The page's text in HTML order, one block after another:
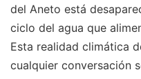
del Aneto está
ciclo del agua que
Esta realidad climática
cualquier conversación